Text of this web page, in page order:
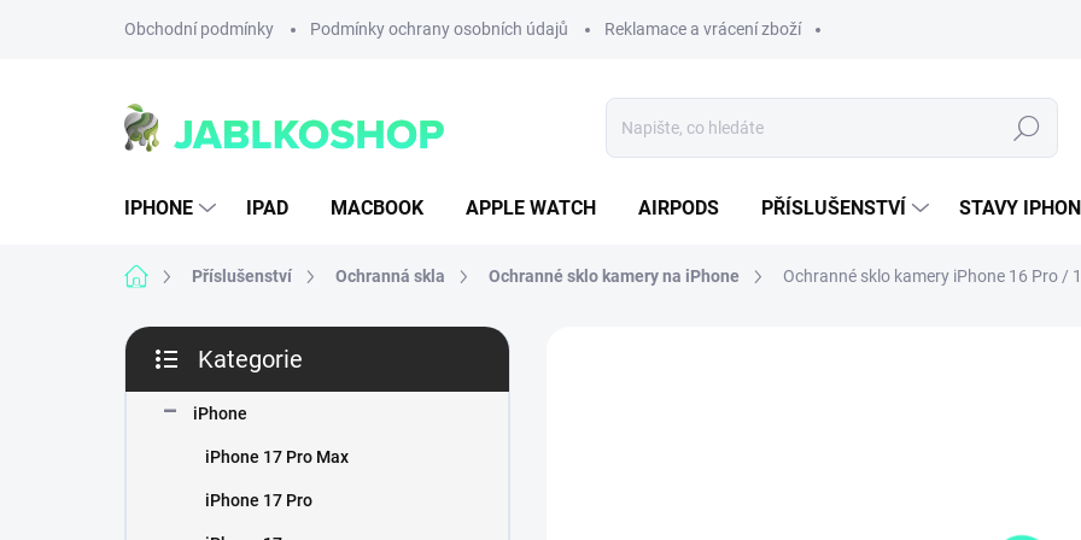
Obchodní podmínky Podmínky ochrany osobních údajů Reklamace a vrácení zboží
Hledat
IPHONE IPAD MACBOOK APPLE WATCH AIRPODS PŘÍSLUŠENSTVÍ STAVY
Domů Příslušenství Ochranná skla Ochranné sklo kamery na iPhone Ochranné sklo kamery iPhone 16 Pro /
P
s
kategorie
Kategorie
iPhone
iPhone 17 Pro Max
iPhone 17 Pro